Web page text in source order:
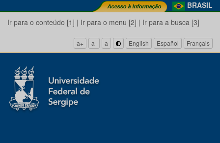
BRASIL
Ir para o conteúdo [1] | Ir para o menu [2] | Ir para a busca [3]
a+ a- a English Español Français